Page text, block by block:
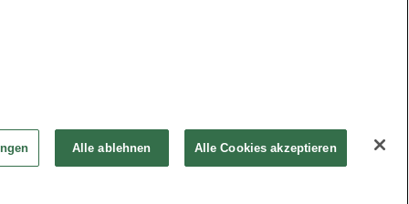
Alle ablehnen Alle Cookies akzeptieren